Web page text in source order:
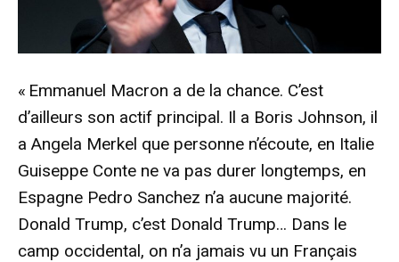
« Emmanuel Macron a de la chance. C’est
d’ailleurs son actif principal. Il a Boris Johnson, il
a Angela Merkel que personne n’écoute, en Italie
Guiseppe Conte ne va pas durer longtemps, en
Espagne Pedro Sanchez n’a aucune majorité.
Donald Trump, c’est Donald Trump… Dans le
camp occidental, on n’a jamais vu un Français